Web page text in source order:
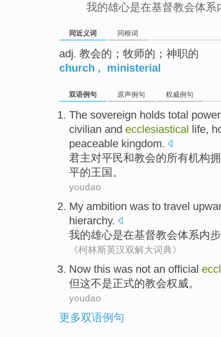
我的雄心是在基督教会体系
同近义词 同根词
adj. 教会的；牧师的；神职的
church , ministerial
双语例句 原声例句 权威例句
The sovereign holds total power
civilian and ecclesiastical life,
peaceable kingdom.
君主对平民和教会的所有机构
平的王国 。
youdao
My ambition was to travel
hierarchy.
我的雄心是在基督教会体系内
《柯林斯英汉双解大词典》
Now this was not an official
但这不是正式的教会权威。
youdao
更多双语例句